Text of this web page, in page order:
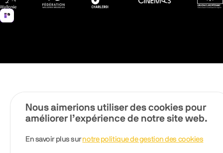
Nous aimerions utiliser des cookies pour
améliorer l’expérience de notre site web.
En savoir plus surnotre politique de gestion des cookies